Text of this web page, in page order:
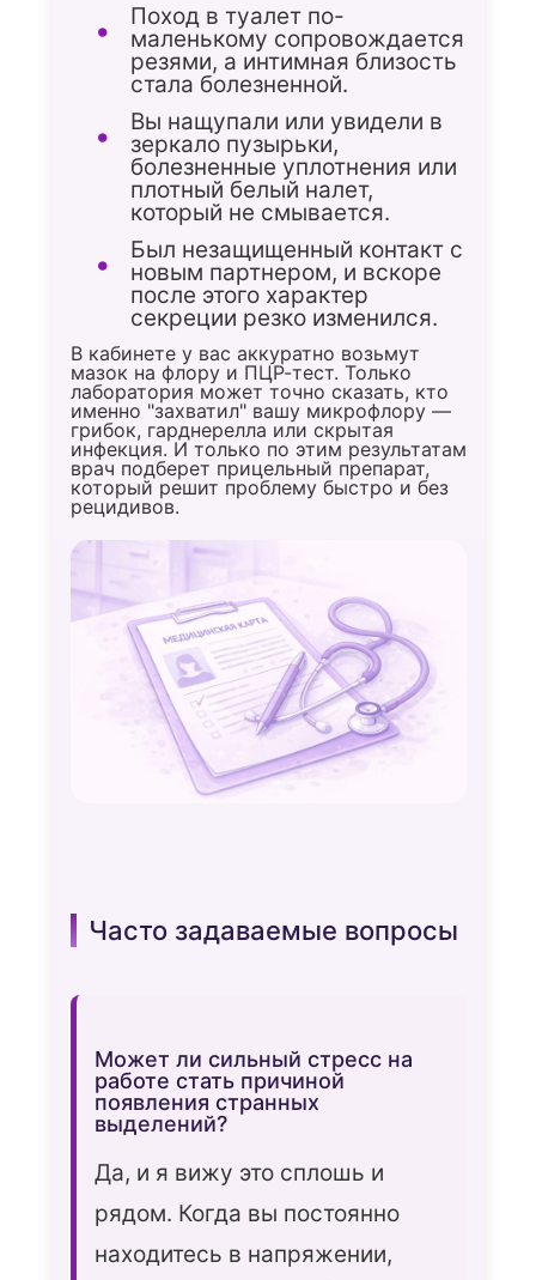
Поход в туалет по-
маленькому сопровождается
резями, а интимная близость
стала болезненной.
Вы нащупали или увидели в
зеркало пузырьки,
болезненные уплотнения или
плотный белый налет,
который не смывается.
Был незащищенный контакт с
новым партнером, и вскоре
после этого характер
секреции резко изменился.
В кабинете у вас аккуратно возьмут
мазок на флору и ПЦР-тест. Только
лаборатория может точно сказать, кто
именно "захватил" вашу микрофлору —
грибок, гарднерелла или скрытая
инфекция. И только по этим результатам
врач подберет прицельный препарат,
который решит проблему быстро и без
рецидивов.
Часто задаваемые вопросы
Может ли сильный стресс на
работе стать причиной
появления странных
выделений?
Да, и я вижу это сплошь и
рядом. Когда вы постоянно
находитесь в напряжении,